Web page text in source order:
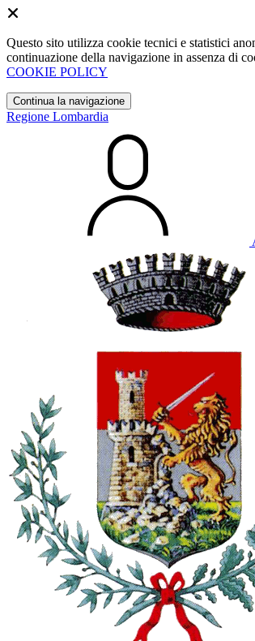
Questo sito utilizza cookie tecnici e statistici
continuazione della navigazione in assenza di
COOKIE POLICY
Continua la navigazione
Regione Lombardia